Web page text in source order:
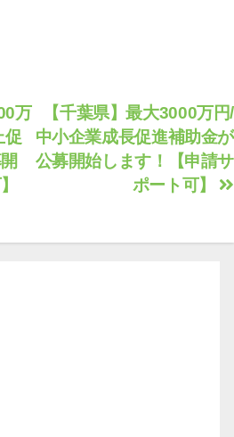
【千葉県】最大3000万円/
中小企業成長促進補助金が
公募開始します！【申請サ
ポート可】
万
促